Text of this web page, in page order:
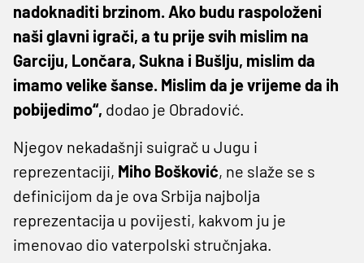
nadoknaditi brzinom. Ako budu raspoloženi
naši glavni igrači, a tu prije svih mislim na
Garciju, Lončara, Sukna i Bušlju, mislim da
imamo velike šanse. Mislim da je vrijeme da ih
pobijedimo“, dodao je Obradović.
Njegov nekadašnji suigrač u Jugu i
reprezentaciji, Miho Bošković, ne slaže se s
definicijom da je ova Srbija najbolja
reprezentacija u povijesti, kakvom ju je
imenovao dio vaterpolski stručnjaka.